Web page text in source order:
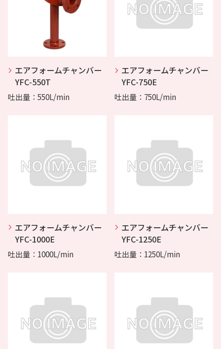
エアフォームチャンバー
YFC-550T
吐出量：550L/min
エアフォームチャンバー
YFC-750E
吐出量：750L/min
エアフォームチャンバー
YFC-1000E
吐出量：1000L/min
エアフォームチャンバー
YFC-1250E
吐出量：1250L/min